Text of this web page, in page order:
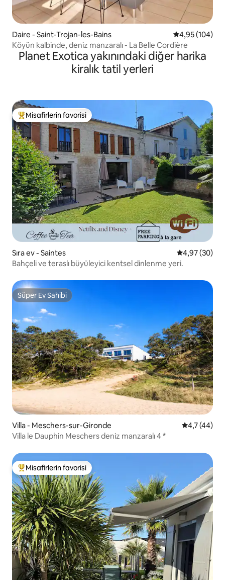
Daire - Saint-Trojan-les-Bains 5 üzerinden
4,95 (104)
Köyün kalbinde, deniz manzaralı - La Belle Cordière
Planet Exotica yakınındaki diğer harika
kiralık tatil yerleri
Misafirlerin favorilerinden en beğenilenler arasında
Misafirlerin favorisi
Sıra ev - Saintes 5 üzerinden
4,97 (30)
Bahçeli ve teraslı büyüleyici kentsel dinlenme yeri.
Süper Ev Sahibi
Süper Ev Sahibi
Villa - Meschers-sur-Gironde 5 üzerinden
4,7 (44)
Villa le Dauphin Meschers deniz manzaralı 4 *
Misafirlerin favorilerinden en beğenilenler arasında
Misafirlerin favorisi